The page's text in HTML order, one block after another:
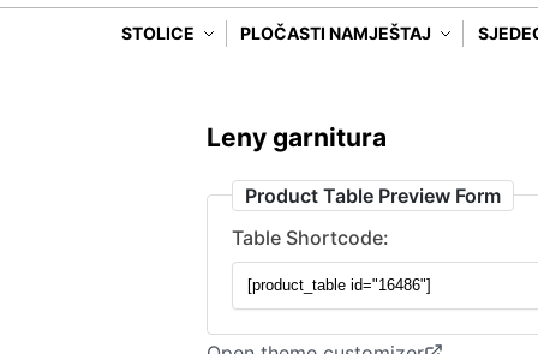
STOLICE PLOČASTI NAMJEŠTAJ
Leny garnitura
Product Table Preview Form
Table Shortcode: